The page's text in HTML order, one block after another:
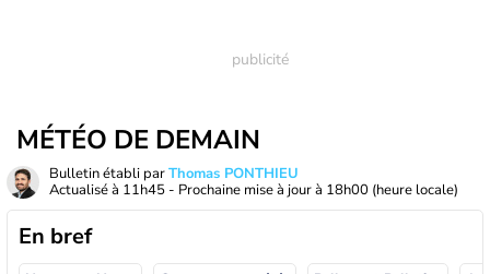
MÉTÉO DE DEMAIN
Bulletin établi parThomas PONTHIEU
Actualisé à 11h45 - Prochaine mise à jour à 18h00 (heure locale)
En bref